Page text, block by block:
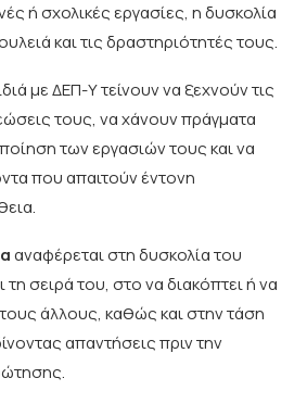
ή σχολικές εργασίες, η δυσκολία
και τις δραστηριότητές τους.
με ΔΕΠ-Υ τείνουν να ξεχνούν τις
τους, να χάνουν πράγματα
των εργασιών τους και να
που απαιτούν έντονη
αναφέρεται στη δυσκολία του
τη σειρά του, στο να διακόπτει ή να
άλλους, καθώς και στην τάση
απαντήσεις πριν την